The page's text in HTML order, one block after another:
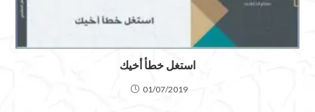
استغل خطأ أخيك
01/07/2019